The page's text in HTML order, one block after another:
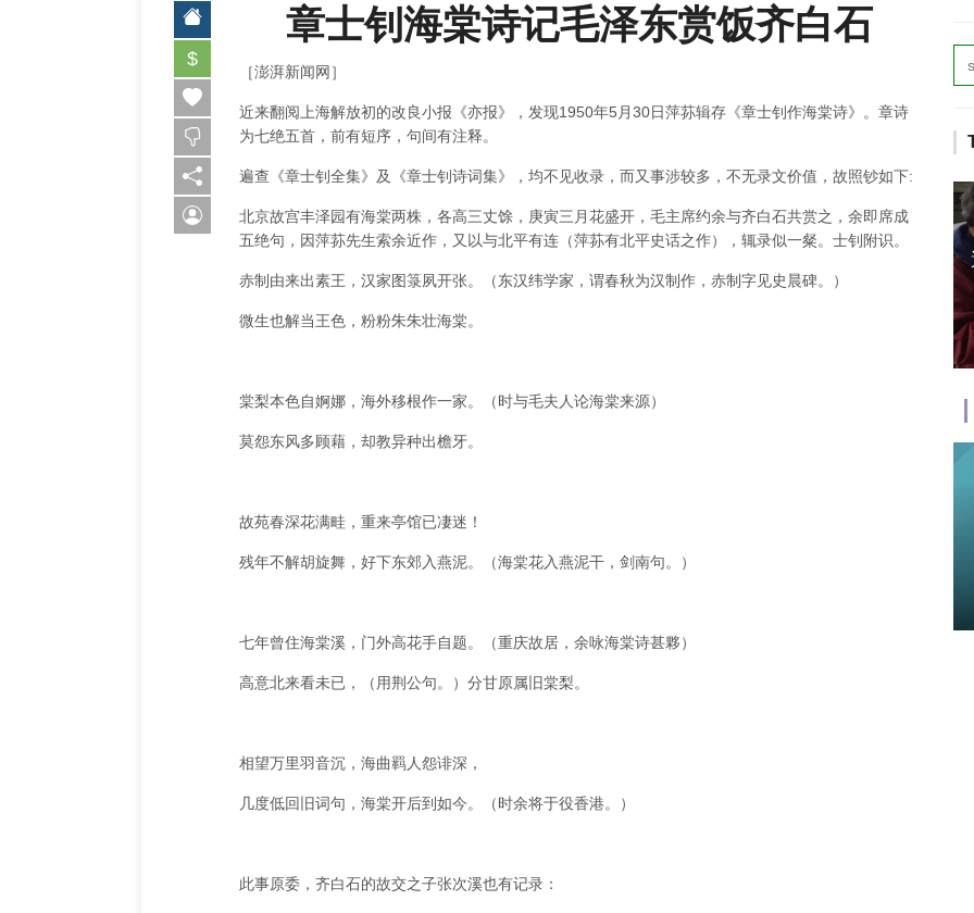
$
章士钊海棠诗记毛泽东赏饭齐白石
［澎湃新闻网］
近来翻阅上海解放初的改良小报《亦报》，发现1950年5月30日萍荪辑存《章士钊作海棠诗》。章诗
为七绝五首，前有短序，句间有注释。
遍查《章士钊全集》及《章士钊诗词集》，均不见收录，而又事涉较多，不无录文价值，故照钞如下:
北京故宫丰泽园有海棠两株，各高三丈馀，庚寅三月花盛开，毛主席约余与齐白石共赏之，余即席成
五绝句，因萍荪先生索余近作，又以与北平有连（萍荪有北平史话之作），辄录似一粲。士钊附识。
赤制由来出素王，汉家图箓夙开张。（东汉纬学家，谓春秋为汉制作，赤制字见史晨碑。）
微生也解当王色，粉粉朱朱壮海棠。
棠梨本色自婀娜，海外移根作一家。（时与毛夫人论海棠来源）
莫怨东风多顾藉，却教异种出檐牙。
故苑春深花满畦，重来亭馆已凄迷！
残年不解胡旋舞，好下东郊入燕泥。（海棠花入燕泥干，剑南句。）
七年曾住海棠溪，门外高花手自题。（重庆故居，余咏海棠诗甚夥）
高意北来看未已，（用荆公句。）分甘原属旧棠梨。
相望万里羽音沉，海曲羁人怨诽深，
几度低回旧词句，海棠开后到如今。（时余将于役香港。）
此事原委，齐白石的故交之子张次溪也有记录：